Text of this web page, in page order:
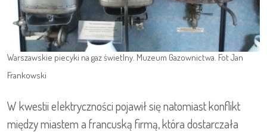
Warszawskie piecyki na gaz świetlny. Muzeum Gazownictwa. Fot Jan
Frankowski
W kwestii elektryczności pojawił się natomiast konflikt
między miastem a francuską firmą, która dostarczała